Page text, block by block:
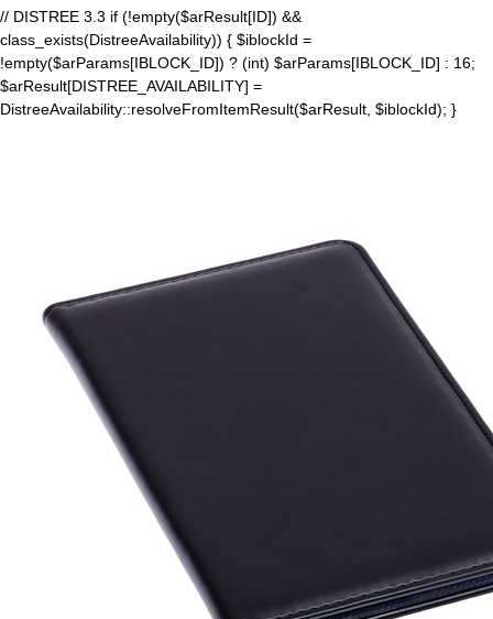
// DISTREE 3.3 if (!empty($arResult[ID]) &&
class_exists(DistreeAvailability)) { $iblockId =
!empty($arParams[IBLOCK_ID]) ? (int) $arParams[IBLOCK_ID] : 16;
$arResult[DISTREE_AVAILABILITY] =
DistreeAvailability::resolveFromItemResult($arResult, $iblockId); }